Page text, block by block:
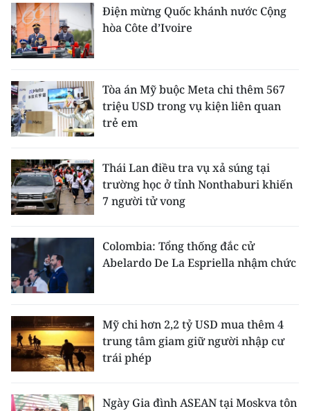
ENGLISH
中文
РУССКИЙ
한국어
Điện mừng Quốc khánh nước Cộng
hòa Côte d’Ivoire
Tòa án Mỹ buộc Meta chi thêm 567
triệu USD trong vụ kiện liên quan
trẻ em
Thái Lan điều tra vụ xả súng tại
trường học ở tỉnh Nonthaburi khiến
7 người tử vong
Colombia: Tổng thống đắc cử
Abelardo De La Espriella nhậm chức
Mỹ chi hơn 2,2 tỷ USD mua thêm 4
trung tâm giam giữ người nhập cư
trái phép
Ngày Gia đình ASEAN tại Moskva tôn